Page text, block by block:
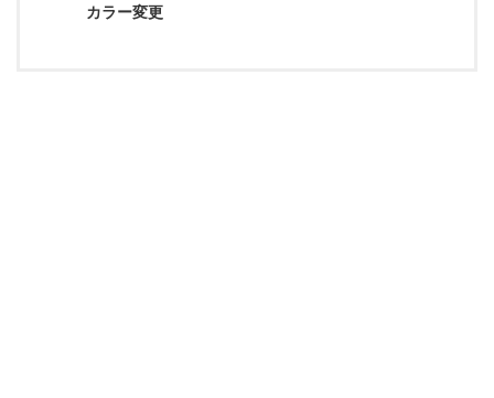
Google関連 SNS関連
カラー変更